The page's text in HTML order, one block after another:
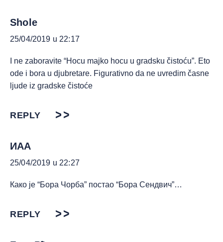
Shole
25/04/2019 u 22:17
I ne zaboravite “Hocu majko hocu u gradsku čistoću”. Eto
ode i bora u djubretare. Figurativno da ne uvredim časne
ljude iz gradske čistoće
REPLY
ИАА
25/04/2019 u 22:27
Како је “Бора Чорба” постао “Бора Сендвич”…
REPLY